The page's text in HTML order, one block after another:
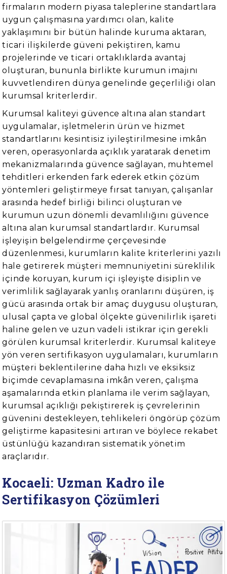
firmaların modern piyasa taleplerine standartlara
uygun çalışmasına yardımcı olan, kalite
yaklaşımını bir bütün halinde kuruma aktaran,
ticari ilişkilerde güveni pekiştiren, kamu
projelerinde ve ticari ortaklıklarda avantaj
oluşturan, bununla birlikte kurumun imajını
kuvvetlendiren dünya genelinde geçerliliği olan
kurumsal kriterlerdir.
Kurumsal kaliteyi güvence altına alan standart
uygulamalar, işletmelerin ürün ve hizmet
standartlarını kesintisiz iyileştirilmesine imkân
veren, operasyonlarda açıklık yaratarak denetim
mekanizmalarında güvence sağlayan, muhtemel
tehditleri erkenden fark ederek etkin çözüm
yöntemleri geliştirmeye fırsat tanıyan, çalışanlar
arasında hedef birliği bilinci oluşturan ve
kurumun uzun dönemli devamlılığını güvence
altına alan kurumsal standartlardır. Kurumsal
işleyişin belgelendirme çerçevesinde
düzenlenmesi, kurumların kalite kriterlerini yazılı
hale getirerek müşteri memnuniyetini süreklilik
içinde koruyan, kurum içi işleyişte disiplin ve
verimlilik sağlayarak yanlış oranlarını düşüren, iş
gücü arasında ortak bir amaç duygusu oluşturan,
ulusal çapta ve global ölçekte güvenilirlik işareti
haline gelen ve uzun vadeli istikrar için gerekli
görülen kurumsal kriterlerdir. Kurumsal kaliteye
yön veren sertifikasyon uygulamaları, kurumların
müşteri beklentilerine daha hızlı ve eksiksiz
biçimde cevaplamasına imkân veren, çalışma
aşamalarında etkin planlama ile verim sağlayan,
kurumsal açıklığı pekiştirerek iş çevrelerinin
güvenini destekleyen, tehlikeleri öngörüp çözüm
geliştirme kapasitesini artıran ve böylece rekabet
üstünlüğü kazandıran sistematik yönetim
araçlarıdır.
Kocaeli: Uzman Kadro ile
Sertifikasyon Çözümleri